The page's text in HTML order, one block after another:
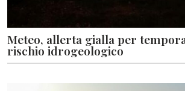
Meteo, allerta gialla per
rischio idrogeologico